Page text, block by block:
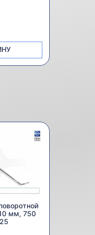
мм, 750